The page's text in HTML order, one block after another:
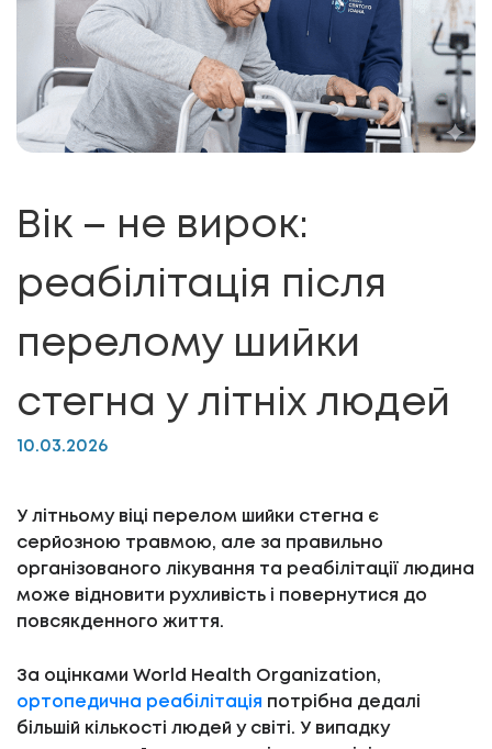
Вік – не вирок:
реабілітація після
перелому шийки
стегна у літніх людей
10.03.2026
У літньому віці перелом шийки стегна є
серйозною травмою, але за правильно
організованого лікування та реабілітації людина
може відновити рухливість і повернутися до
повсякденного життя.
За оцінками World Health Organization,
ортопедична реабілітація потрібна дедалі
більшій кількості людей у світі. У випадку